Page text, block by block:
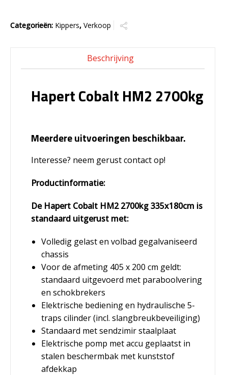
Categorieën: Kippers, Verkoop
Beschrijving
Hapert Cobalt HM2 2700kg
Meerdere uitvoeringen beschikbaar.
Interesse? neem gerust contact op!
Productinformatie:
De Hapert Cobalt HM2 2700kg 335x180cm is
standaard uitgerust met:
Volledig gelast en volbad gegalvaniseerd
chassis
Voor de afmeting 405 x 200 cm geldt:
standaard uitgevoerd met paraboolvering
en schokbrekers
Elektrische bediening en hydraulische 5-
traps cilinder (incl. slangbreukbeveiliging)
Standaard met sendzimir staalplaat
Elektrische pomp met accu geplaatst in
stalen beschermbak met kunststof
afdekkap